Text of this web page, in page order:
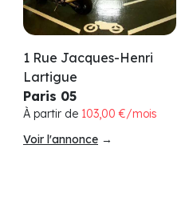
1 Rue Jacques-Henri
Lartigue
Paris 05
À partir de 103,00 €/mois
Voir l'annonce →